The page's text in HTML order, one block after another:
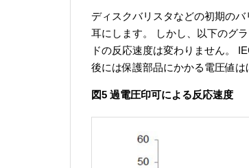
ディスクバリスタなどの初期の
耳にします。 しかし、以下のグ
ドの反応速度は変わりません。
後には保護部品にかかる電圧値は
図5 過電圧印可による反応速度